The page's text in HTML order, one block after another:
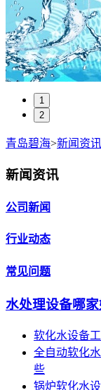
1
2
青岛碧海>新闻资讯
新闻资讯
公司新闻
行业动态
常见问题
水处理设备哪家
软化水设备
全自动软化
些
锅炉软化水